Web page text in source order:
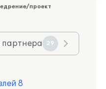
проект
партнера 29
8